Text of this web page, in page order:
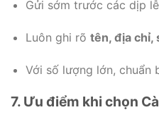
Gửi sớm trước các dịp
Luôn ghi rõ tên, địa chỉ,
Với số lượng lớn, chuẩn
7. Ưu điểm khi chọn